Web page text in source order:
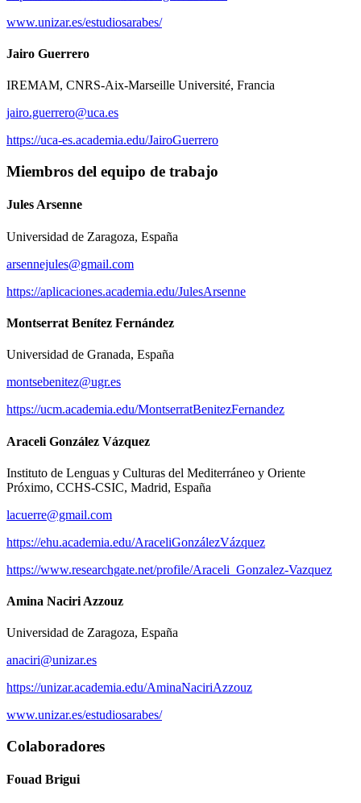
www.unizar.es/estudiosarabes/
Jairo Guerrero
IREMAM, CNRS-Aix-Marseille Université, Francia
jairo.guerrero@uca.es
https://uca-es.academia.edu/JairoGuerrero
Miembros del equipo de trabajo
Jules Arsenne
Universidad de Zaragoza, España
arsennejules@gmail.com
https://aplicaciones.academia.edu/JulesArsenne
Montserrat Benítez Fernández
Universidad de Granada, España
montsebenitez@ugr.es
https://ucm.academia.edu/MontserratBenitezFernandez
Araceli González Vázquez
Instituto de Lenguas y Culturas del Mediterráneo y Oriente
Próximo, CCHS-CSIC, Madrid, España
lacuerre@gmail.com
https://ehu.academia.edu/AraceliGonzálezVázquez
https://www.researchgate.net/profile/Araceli_Gonzalez-Vazquez
Amina Naciri Azzouz
Universidad de Zaragoza, España
anaciri@unizar.es
https://unizar.academia.edu/AminaNaciriAzzouz
www.unizar.es/estudiosarabes/
Colaboradores
Fouad Brigui